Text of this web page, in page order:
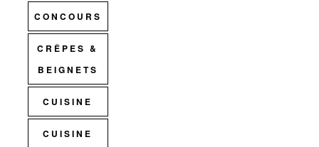
CONCOURS
CRÊPES &
BEIGNETS
CUISINE
CUISINE